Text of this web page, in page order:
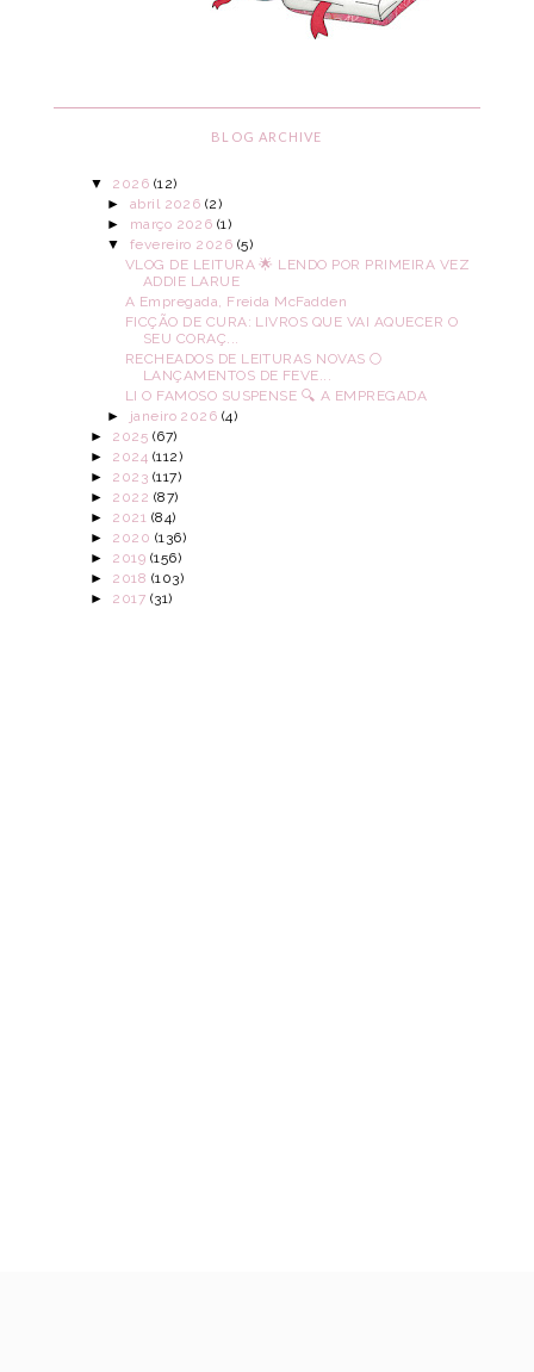
BLOG ARCHIVE
▼ 2026 (12)
► abril 2026 (2)
► março 2026 (1)
▼ fevereiro 2026 (5)
VLOG DE LEITURA 🌟 LENDO POR PRIMEIRA VEZ
ADDIE LARUE
A Empregada, Freida McFadden
FICÇÃO DE CURA: LIVROS QUE VAI AQUECER O
SEU CORAÇ...
RECHEADOS DE LEITURAS NOVAS 🌕
LANÇAMENTOS DE FEVE...
LI O FAMOSO SUSPENSE 🔍 A EMPREGADA
► janeiro 2026 (4)
► 2025 (67)
► 2024 (112)
► 2023 (117)
► 2022 (87)
► 2021 (84)
► 2020 (136)
► 2019 (156)
► 2018 (103)
► 2017 (31)